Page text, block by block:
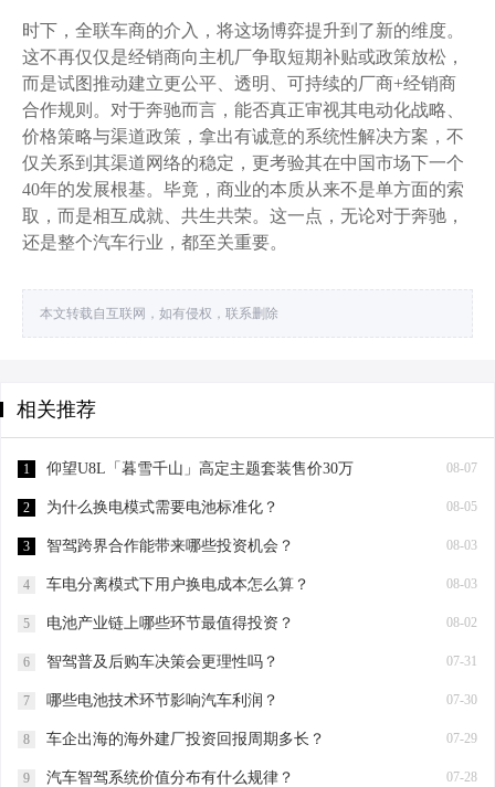
时下，全联车商的介入，将这场博弈提升到了新的维度。
这不再仅仅是经销商向主机厂争取短期补贴或政策放松，
而是试图推动建立更公平、透明、可持续的厂商+经销商
合作规则。对于奔驰而言，能否真正审视其电动化战略、
价格策略与渠道政策，拿出有诚意的系统性解决方案，不
仅关系到其渠道网络的稳定，更考验其在中国市场下一个
40年的发展根基。毕竟，商业的本质从来不是单方面的索
取，而是相互成就、共生共荣。这一点，无论对于奔驰，
还是整个汽车行业，都至关重要。
本文转载自互联网，如有侵权，联系删除
相关推荐
08-07
1 仰望U8L「暮雪千山」高定主题套装售价30万
08-05
2 为什么换电模式需要电池标准化？
08-03
3 智驾跨界合作能带来哪些投资机会？
08-03
4 车电分离模式下用户换电成本怎么算？
08-02
5 电池产业链上哪些环节最值得投资？
07-31
6 智驾普及后购车决策会更理性吗？
07-30
7 哪些电池技术环节影响汽车利润？
07-29
8 车企出海的海外建厂投资回报周期多长？
07-28
9 汽车智驾系统价值分布有什么规律？